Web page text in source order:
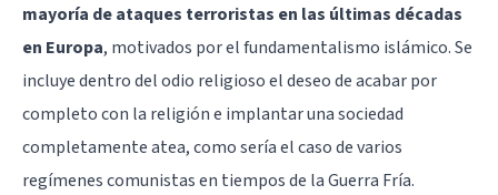
mayoría de ataques terroristas en las últimas décadas
en Europa, motivados por el fundamentalismo islámico. Se
incluye dentro del odio religioso el deseo de acabar por
completo con la religión e implantar una sociedad
completamente atea, como sería el caso de varios
regímenes comunistas en tiempos de la Guerra Fría.